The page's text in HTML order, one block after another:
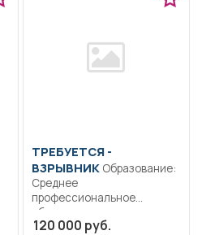
ТРЕБУЕТСЯ -
ВЗРЫВНИКОбразование:
Среднее
профессиональное
образование..
Осуществление взрывных и
120 000 руб.